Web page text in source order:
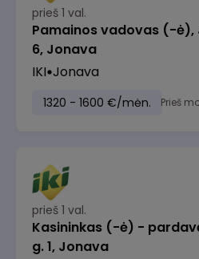
prieš 1 val.
Pamainos vadovas (-ė),
6, Jonava
IKI Jonava
1320 - 1600 €/mėn. Prieš
prieš 1 val.
Kasininkas (-ė) -
g. 1, Jonava